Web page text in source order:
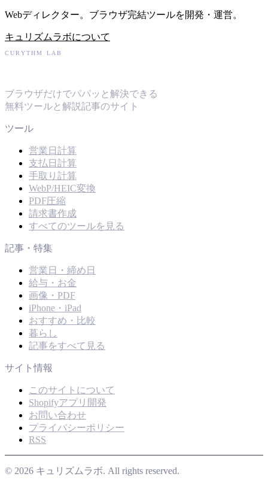
Webディレクター。ブラウザ完結ツールを開発・運営。
キュリズムラボについて
CURYTHM LAB
ブラウザだけでパパッと解決できる
無料ツールと解説記事のサイト
ツール
営業日計算
支払日計算
手取り計算
WebP/HEIC変換
PDF圧縮
請求書作成
すべてのツールを見る
記事・特集
営業日・締め日
給与・お金
画像・PDF
iPhone・iPad
おすすめ・比較
暮らし
記事をすべて見る
サイト情報
このサイトについて
Shopifyアプリ開発
お問い合わせ
プライバシーポリシー
RSS
© 2026 キュリズムラボ. All rights reserved.